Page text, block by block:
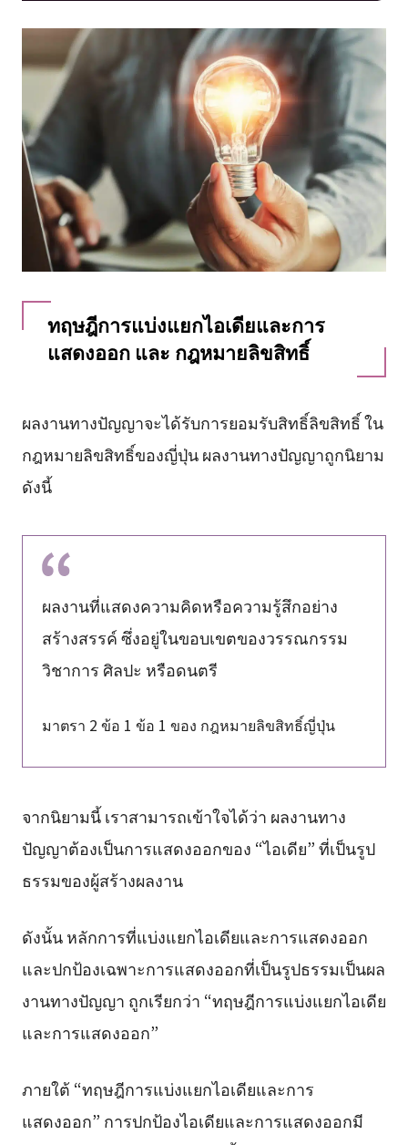
ทฤษฎีการแบ่งแยกไอเดียและการ
แสดงออก และ กฎหมายลิขสิทธิ์
ผลงานทางปัญญาจะได้รับการยอมรับสิทธิ์ลิขสิทธิ์ ใน
กฎหมายลิขสิทธิ์ของญี่ปุ่น ผลงานทางปัญญาถูกนิยาม
ดังนี้
ผลงานที่แสดงความคิดหรือความรู้สึกอย่าง
สร้างสรรค์ ซึ่งอยู่ในขอบเขตของวรรณกรรม
วิชาการ ศิลปะ หรือดนตรี
มาตรา 2 ข้อ 1 ข้อ 1 ของ กฎหมายลิขสิทธิ์ญี่ปุ่น
จากนิยามนี้ เราสามารถเข้าใจได้ว่า ผลงานทาง
ปัญญาต้องเป็นการแสดงออกของ “ไอเดีย” ที่เป็นรูป
ธรรมของผู้สร้างผลงาน
ดังนั้น หลักการที่แบ่งแยกไอเดียและการแสดงออก
และปกป้องเฉพาะการแสดงออกที่เป็นรูปธรรมเป็นผล
งานทางปัญญา ถูกเรียกว่า “ทฤษฎีการแบ่งแยกไอเดีย
และการแสดงออก”
ภายใต้ “ทฤษฎีการแบ่งแยกไอเดียและการ
แสดงออก” การปกป้องไอเดียและการแสดงออกมี